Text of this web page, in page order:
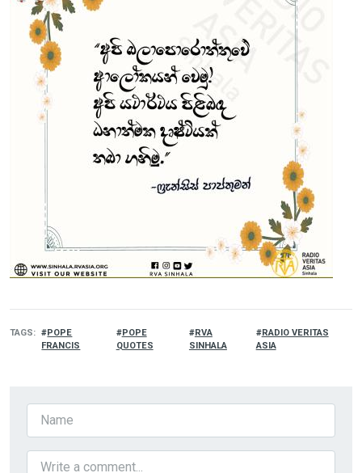
TAGS
POPE
FRANCIS
POPE
QUOTES
RVA
SINHALA
RADIO VERITAS
ASIA